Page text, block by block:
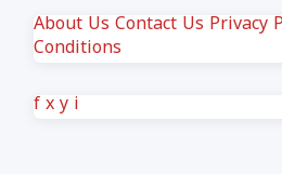
About Us Contact Us Privacy
Conditions
f x y i